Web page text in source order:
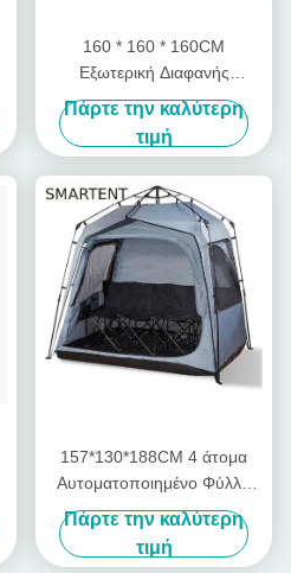
160 * 160 * 160CM
Εξωτερική Διαφανής
Καμπινγκ Pop Up Τάντα με
ισχυρό χάλυβα πλαίσιο UV
προστασία Πολυέστερο
Πάρτε την καλύτερη
τιμή
157*130*188CM 4 άτομα
Αυτοματοποιημένο Φύλλο
Γυαλιού Γκρι Πολυεστέρα
Pop Up Αθλητική σκηνή
Ανερόστεγη Μία στρώση
Πάρτε την καλύτερη
τιμή